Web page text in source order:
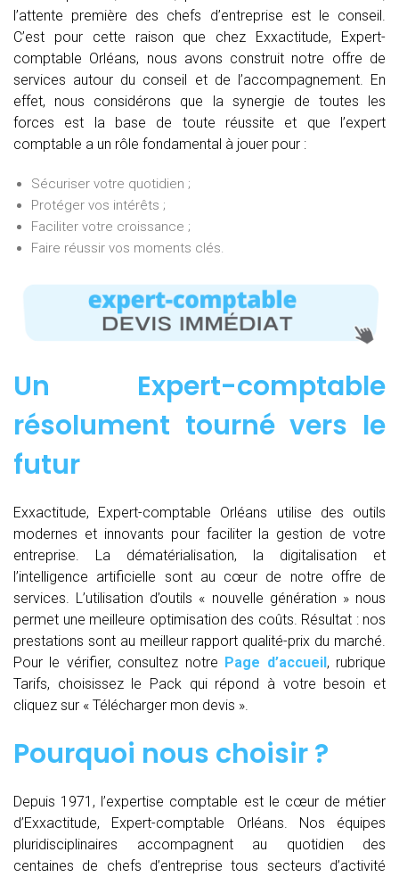
l’attente première des chefs d’entreprise est le conseil.
C’est pour cette raison que chez Exxactitude, Expert-
comptable Orléans, nous avons construit notre offre de
services autour du conseil et de l’accompagnement. En
effet, nous considérons que la synergie de toutes les
forces est la base de toute réussite et que l’expert
comptable a un rôle fondamental à jouer pour :
Sécuriser votre quotidien ;
Protéger vos intérêts ;
Faciliter votre croissance ;
Faire réussir vos moments clés.
Un Expert-comptable
résolument tourné vers le
futur
Exxactitude, Expert-comptable Orléans utilise des outils
modernes et innovants pour faciliter la gestion de votre
entreprise. La dématérialisation, la digitalisation et
l’intelligence artificielle sont au cœur de notre offre de
services. L’utilisation d’outils « nouvelle génération » nous
permet une meilleure optimisation des coûts. Résultat : nos
prestations sont au meilleur rapport qualité-prix du marché.
Pour le vérifier, consultez notre Page d’accueil, rubrique
Tarifs, choisissez le Pack qui répond à votre besoin et
cliquez sur « Télécharger mon devis ».
Pourquoi nous choisir ?
Depuis 1971, l’expertise comptable est le cœur de métier
d’Exxactitude, Expert-comptable Orléans. Nos équipes
pluridisciplinaires accompagnent au quotidien des
centaines de chefs d’entreprise tous secteurs d’activité